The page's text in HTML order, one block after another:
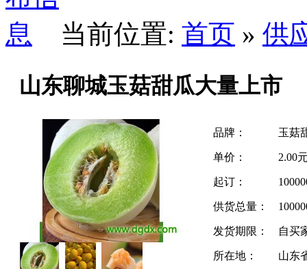
当前位置: 首页 » 供
山东聊城玉菇甜瓜大量上市
品牌： 玉菇
单价： 2.00
起订：
供货总量：
发货期限： 自买
所在地： 山东